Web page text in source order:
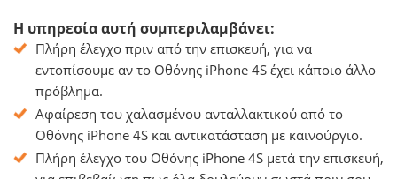
Η υπηρεσία αυτή συμπεριλαμβάνει:
Πλήρη έλεγχο πριν από την επισκευή, για να
εντοπίσουμε αν το Οθόνης iPhone 4S έχει κάποιο άλλο
πρόβλημα.
Αφαίρεση του χαλασμένου ανταλλακτικού από το
Οθόνης iPhone 4S και αντικατάσταση με καινούργιο.
Πλήρη έλεγχο του Οθόνης iPhone 4S μετά την επισκευή,